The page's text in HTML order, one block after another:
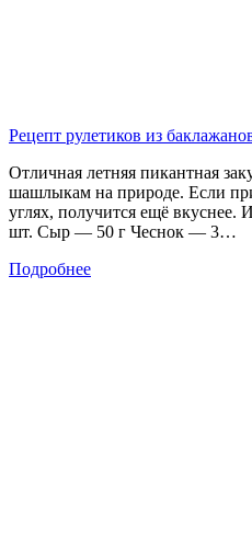
Рецепт рулетиков из
Отличная летняя пикантная
шашлыкам на природе. Если
углях, получится ещё
шт. Сыр — 50 г Чеснок — 3…
Подробнее